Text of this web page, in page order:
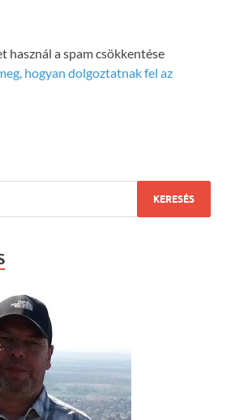
használ a spam csökkentése
hogyan dolgoztatnak fel az